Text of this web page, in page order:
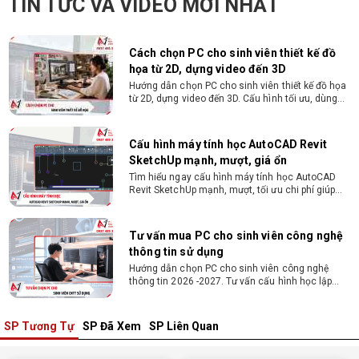
TIN TỨC VÀ VIDEO MỚI NHẤT
CMND và Hộ khẩu - Xét duyệt nhanh chóng trong
Cách chọn PC cho sinh viên thiết kế đồ
họa từ 2D, dựng video đến 3D
Hướng dẫn chọn PC cho sinh viên thiết kế đồ họa
từ 2D, dựng video đến 3D. Cấu hình tối ưu, dùng
Cấu hình máy tính học AutoCAD Revit
SketchUp mạnh, mượt, giá ổn
Tìm hiểu ngay cấu hình máy tính học AutoCAD
Revit SketchUp mạnh, mượt, tối ưu chi phí giúp
Tư vấn mua PC cho sinh viên công nghệ
thông tin sử dụng
Hướng dẫn chọn PC cho sinh viên công nghệ
thông tin 2026 -2027. Tư vấn cấu hình học lập
Sinh viên nên mua laptop hay PC ?
SP Tương Tự SP Đã Xem SP Liên Quan